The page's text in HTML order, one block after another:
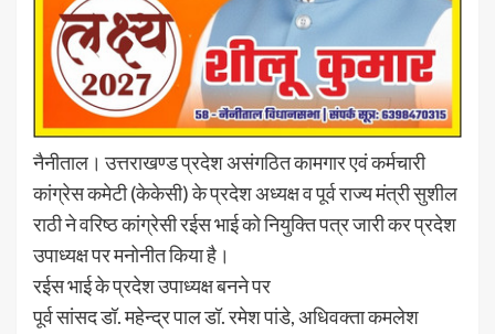
नैनीताल। उत्तराखण्ड प्रदेश असंगठित कामगार एवं कर्मचारी
कांग्रेस कमेटी (केकेसी) के प्रदेश अध्यक्ष व पूर्व राज्य मंत्री सुशील
राठी ने वरिष्ठ कांग्रेसी रईस भाई को नियुक्ति पत्र जारी कर प्रदेश
उपाध्यक्ष पर मनोनीत किया है।
रईस भाई के प्रदेश उपाध्यक्ष बनने पर
पूर्व सांसद डॉ. महेन्द्र पाल डॉ. रमेश पांडे, अधिवक्ता कमलेश